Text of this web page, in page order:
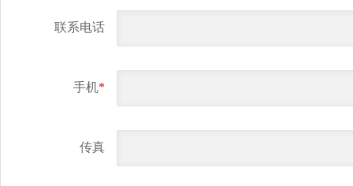
联系电话
手机*
传真